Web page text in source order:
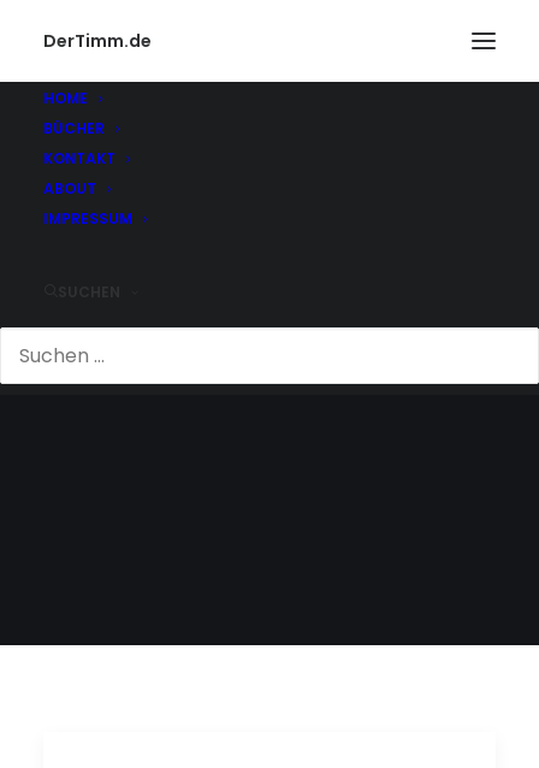
DerTimm.de
HOME
BÜCHER
KONTAKT
ABOUT
IMPRESSUM